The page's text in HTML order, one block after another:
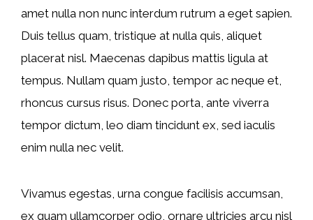
amet nulla non nunc interdum rutrum a eget sapien.
Duis tellus quam, tristique at nulla quis, aliquet
placerat nisl. Maecenas dapibus mattis ligula at
tempus. Nullam quam justo, tempor ac neque et,
rhoncus cursus risus. Donec porta, ante viverra
tempor dictum, leo diam tincidunt ex, sed iaculis
enim nulla nec velit.
Vivamus egestas, urna congue facilisis accumsan,
ex quam ullamcorper odio, ornare ultricies arcu nisl